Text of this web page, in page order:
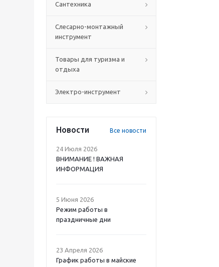
Сантехника
Слесарно-монтажный
инструмент
Товары для туризма и
отдыха
Электро-инструмент
Новости Все новости
24 Июля 2026
ВНИМАНИЕ ! ВАЖНАЯ
ИНФОРМАЦИЯ
5 Июня 2026
Режим работы в
праздничные дни
23 Апреля 2026
График работы в майские